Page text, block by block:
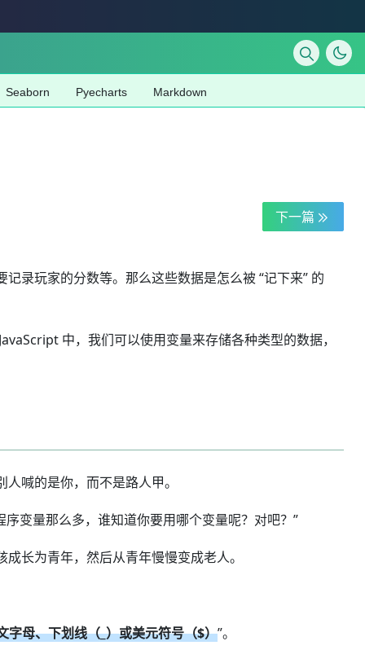
Seaborn Pyecharts Markdown
下一篇
录玩家的分数等。那么这些数据是怎么被 “记下来” 的
中，我们可以使用变量来存储各种类型的数据，
喊的是你，而不是路人甲。
变量那么多，谁知道你要用哪个变量呢？对吧？”
长为青年，然后从青年慢慢变成老人。
字母、下划线（_）或美元符号（$）”。